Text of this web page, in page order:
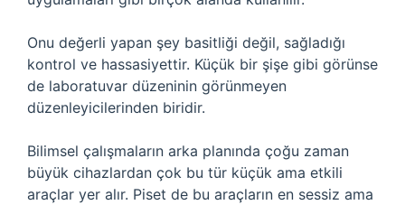
Onu değerli yapan şey basitliği değil, sağladığı
kontrol ve hassasiyettir. Küçük bir şişe gibi görünse
de laboratuvar düzeninin görünmeyen
düzenleyicilerinden biridir.
Bilimsel çalışmaların arka planında çoğu zaman
büyük cihazlardan çok bu tür küçük ama etkili
araçlar yer alır. Piset de bu araçların en sessiz ama